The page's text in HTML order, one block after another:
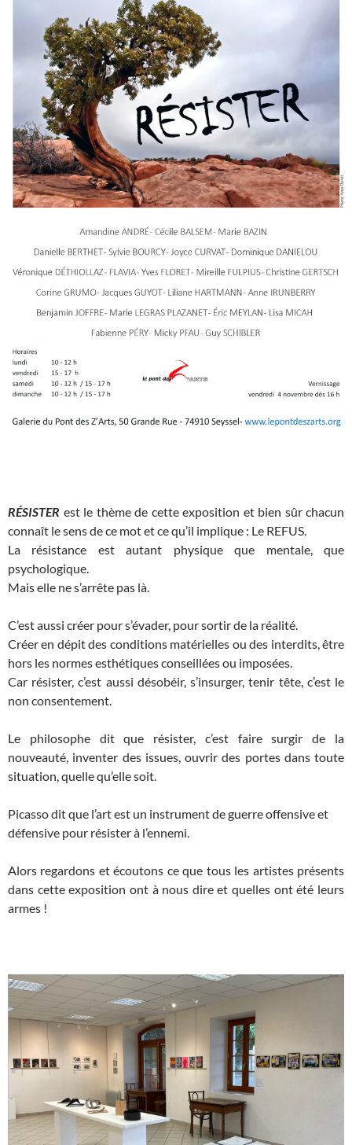
RÉSISTER est le thème de cette exposition et bien sûr chacun
connaît le sens de ce mot et ce qu’il implique : Le REFUS.
La résistance est autant physique que mentale, que
psychologique.
Mais elle ne s’arrête pas là.
C’est aussi créer pour s’évader, pour sortir de la réalité.
Créer en dépit des conditions matérielles ou des interdits, être
hors les normes esthétiques conseillées ou imposées.
Car résister, c’est aussi désobéir, s’insurger, tenir tête, c’est le
non consentement.
Le philosophe dit que résister, c’est faire surgir de la
nouveauté, inventer des issues, ouvrir des portes dans toute
situation, quelle qu’elle soit.
Picasso dit que l’art est un instrument de guerre offensive et
défensive pour résister à l’ennemi.
Alors regardons et écoutons ce que tous les artistes présents
dans cette exposition ont à nous dire et quelles ont été leurs
armes !